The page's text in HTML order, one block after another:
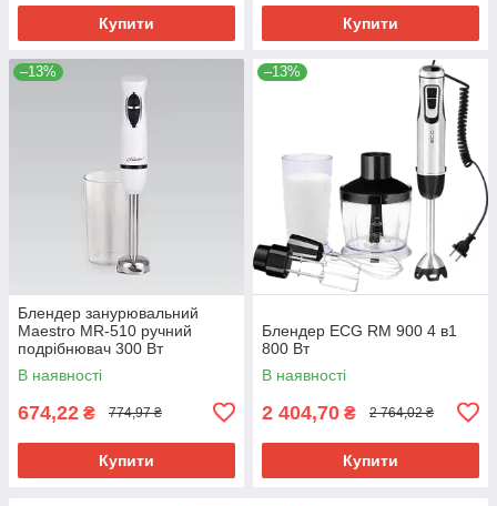
Купити Купити
–13%
Блендер занурювальний
Maestro MR-510 ручний
подрібнювач 300 Вт
В наявності
674,22 ₴ 774,97 ₴
Купити
–13%
Блендер ECG RM 900 4 в1
800 Вт
В наявності
2 404,70 ₴ 2 764,02 ₴
Купити